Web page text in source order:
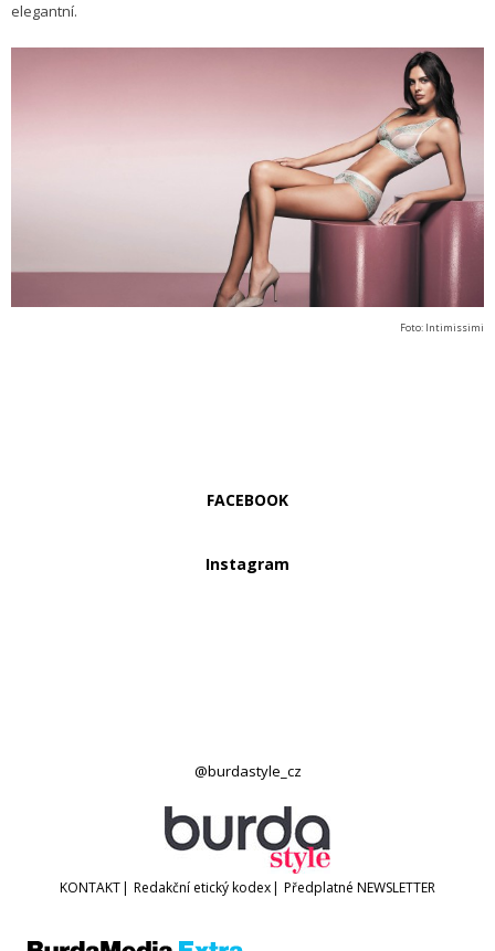
elegantní.
Foto: Intimissimi
FACEBOOK
Instagram
@burdastyle_cz
KONTAKT| Redakční etický kodex| Předplatné NEWSLETTER